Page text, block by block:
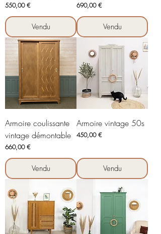
Prix
550,00 €
Vendu
Prix
690,00 €
Vendu
Armoire coulissante
vintage démontable
Prix
660,00 €
Vendu
Armoire vintage 50s
Prix
450,00 €
Vendu